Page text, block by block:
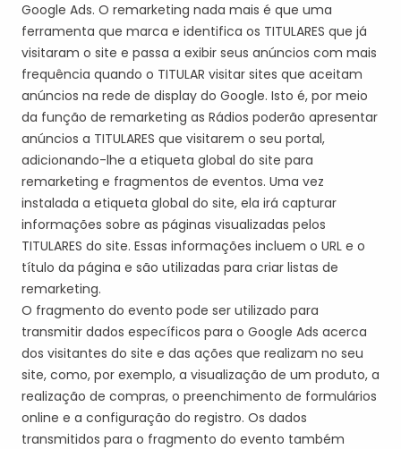
Google Ads. O remarketing nada mais é que uma
ferramenta que marca e identifica os TITULARES que já
visitaram o site e passa a exibir seus anúncios com mais
frequência quando o TITULAR visitar sites que aceitam
anúncios na rede de display do Google. Isto é, por meio
da função de remarketing as Rádios poderão apresentar
anúncios a TITULARES que visitarem o seu portal,
adicionando-lhe a etiqueta global do site para
remarketing e fragmentos de eventos. Uma vez
instalada a etiqueta global do site, ela irá capturar
informações sobre as páginas visualizadas pelos
TITULARES do site. Essas informações incluem o URL e o
título da página e são utilizadas para criar listas de
remarketing.
O fragmento do evento pode ser utilizado para
transmitir dados específicos para o Google Ads acerca
dos visitantes do site e das ações que realizam no seu
site, como, por exemplo, a visualização de um produto, a
realização de compras, o preenchimento de formulários
online e a configuração do registro. Os dados
transmitidos para o fragmento do evento também